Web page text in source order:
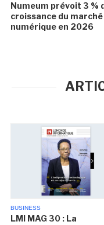
Numeum prévoit 3 %
croissance du marché
numérique en 2026
BUSINESS
LMI MAG 30 : La